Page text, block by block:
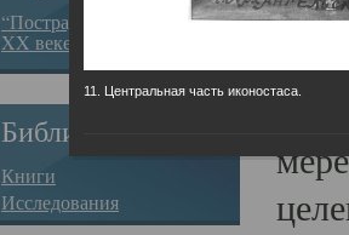
“Пострадавшие за веру в
XX веке на Севере”
Библиотека
Книги
Исследования
11. Центральная часть иконостаса.